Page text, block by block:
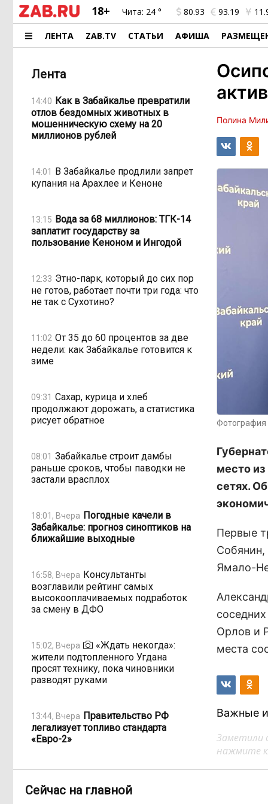
18+ Чита: 24 ° 80.93 93.19
ЛЕНТА ZAB.TV СТАТЬИ АФИША
Лента
14:40 Как в Забайкалье превратили
отлов бездомных животных в
мошенническую схему на 20
миллионов рублей
14:01 В Забайкалье продлили запрет
купания на Арахлее и Кеноне
13:15 Вода за 68 миллионов: ТГК-14
заплатит государству за
пользование Кеноном и Ингодой
12:33 Этно-парк, который до сих пор
не готов, работает почти три года: что
не так с Сухотино?
11:02 От 35 до 60 процентов за две
недели: как Забайкалье готовится к
зиме
09:31 Сахар, курица и хлеб
продолжают дорожать, а статистика
рисует обратное
08:01 Забайкалье строит дамбы
раньше сроков, чтобы паводки не
застали врасплох
18:01, Вчера Погодные качели в
Забайкалье: прогноз синоптиков на
ближайшие выходные
16:58, Вчера Консультанты
возглавили рейтинг самых
высокооплачиваемых подработок
за смену в ДФО
15:02, Вчера
«Ждать некогда»:
жители подтопленного Угдана
просят технику, пока чиновники
разводят руками
13:44, Вчера Правительство РФ
легализует топливо стандарта
«Евро-2»
переживает туристический бум
Полина
Фотография
место из
сетях.
Первые
Собянин,
Ямало-
Орлов и
места
Важные
Заметили
нажмите
Сейчас на главной